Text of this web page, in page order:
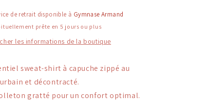
de retrait disponible à Gymnase Armand
prête en 5 jours ou plus
les informations de la boutique
sweat-shirt à capuche zippé au
et décontracté.
gratté pour un confort optimal.